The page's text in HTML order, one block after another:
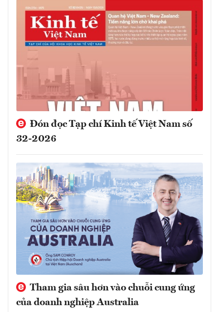
Đón đọc Tạp chí Kinh tế Việt Nam số
32-2026
Tham gia sâu hơn vào chuỗi cung ứng
của doanh nghiệp Australia